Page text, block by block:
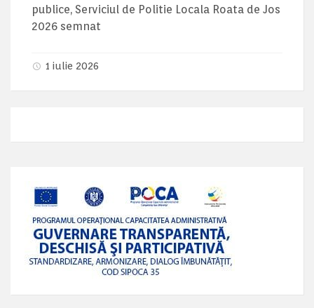
publice, Serviciul de Politie Locala Roata de Jos
2026 semnat
1 iulie 2026